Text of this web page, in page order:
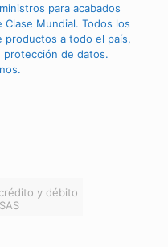
para acabados
Mundial. Todos los
productos a todo el país,
protección de datos.
y débito